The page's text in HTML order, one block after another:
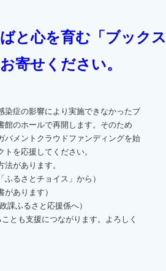
と心を育む「ブック
寄せください。
症の影響により実施できなかったブ
館のホールで再開します。そのため
バメントクラウドファンディングを始
を応援してください。
があります。
るさとチョイス」から）
あります）
ふるさと応援係へ）
とも支援につながります。よろしく